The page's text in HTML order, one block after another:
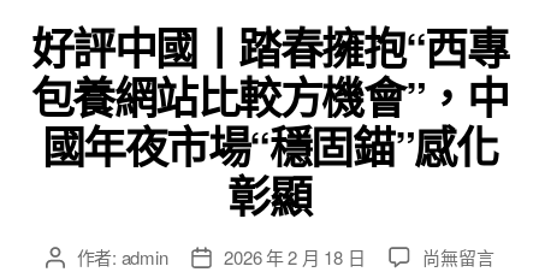
類
好評中國丨踏春擁抱“西專
包養網站比較方機會”，中
國年夜市場“穩固錨”感化
彰顯
文 作者: admin
文 2026 年 2 月 18 日
在
尚無留言